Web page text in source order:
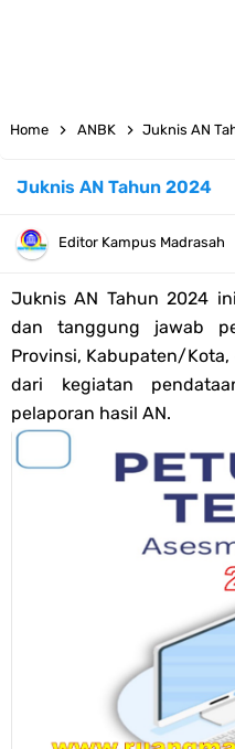
Pendaftaran Akun Google
Panduan GOOGLE
Bank Soal ASAT/PAT Kelas 5
Bank Soal PAT Kelas 6 SD/MI
Kisi-kisi Soal US/UM
POS UM Jenjang MI,
Jawaban Tugas Mandiri Dan
Jawaban Tugas Mandiri Dan
Home ANBK Juknis AN
Juknis AN Tahun 2024
Editor Kampus Madrasah
Juknis AN Tahun 2024
dan tanggung jawab
Provinsi, Kabupaten/
dari kegiatan
pelaporan hasil AN.